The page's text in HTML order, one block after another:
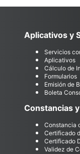
Aplicativos y
Servicios
Aplicativos
Cálculo de
Formularios
Emisión de
Boleta
Constancias
Constancia
Certificado
Certificado
Validez de